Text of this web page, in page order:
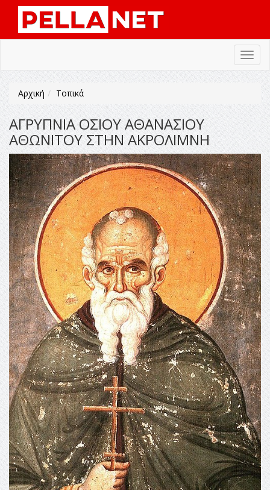
Αρχική Τοπικά
ΑΓΡΥΠΝΙΑ ΟΣΙΟΥ ΑΘΑΝΑΣΙΟΥ
ΑΘΩΝΙΤΟΥ ΣΤΗΝ ΑΚΡΟΛΙΜΝΗ